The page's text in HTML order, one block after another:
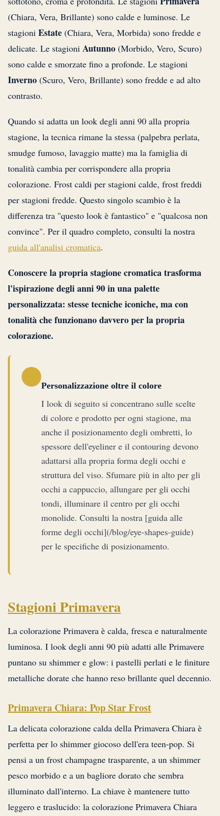
(Chiara, Vera, Brillante) sono calde e luminose. Le
stagioni Estate (Chiara, Vera, Morbida) sono fredde e
delicate. Le stagioni Autunno (Morbido, Vero, Scuro)
sono calde e smorzate fino a profonde. Le stagioni
Inverno (Scuro, Vero, Brillante) sono fredde e ad alto
contrasto.
Quando si adatta un look degli anni 90 alla propria
stagione, la tecnica rimane la stessa (palpebra perlata,
smudge fumoso, lavaggio matte) ma la famiglia di
tonalità cambia per corrispondere alla propria
colorazione. Frost caldi per stagioni calde, frost freddi
per stagioni fredde. Questo singolo scambio è la
differenza tra "questo look è fantastico" e "qualcosa non
convince". Per il quadro completo, consulti la nostra
guida all'analisi cromatica.
Conoscere la propria stagione cromatica trasforma
l'ispirazione degli anni 90 in una palette
personalizzata: stesse tecniche iconiche, ma con
tonalità che funzionano davvero per la propria
colorazione.
Personalizzazione oltre il colore
I look di seguito si concentrano sulle scelte
di colore e prodotto per ogni stagione, ma
anche il posizionamento degli ombretti, lo
spessore dell'eyeliner e il contouring devono
adattarsi alla propria forma degli occhi e
struttura del viso. Sfumare più in alto per gli
occhi a cappuccio, allungare per gli occhi
tondi, illuminare il centro per gli occhi
monolide. Consulti la nostra [guida alle
forme degli occhi](/blog/eye-shapes-guide)
per le specifiche di posizionamento.
Stagioni Primavera
La colorazione Primavera è calda, fresca e naturalmente
luminosa. I look degli anni 90 più adatti alle Primavere
puntano su shimmer e glow: i pastelli perlati e le finiture
metalliche dorate che hanno reso brillante quel decennio.
Primavera Chiara: Pop Star Frost
La delicata colorazione calda della Primavera Chiara è
perfetta per lo shimmer giocoso dell'era teen-pop. Si
pensi a un frost champagne trasparente, a un shimmer
pesco morbido e a un bagliore dorato che sembra
illuminato dall'interno. La chiave è mantenere tutto
leggero e traslucido: la colorazione Primavera Chiara